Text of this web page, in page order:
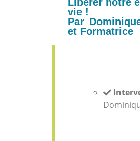
vie !
Par
et Formatrice